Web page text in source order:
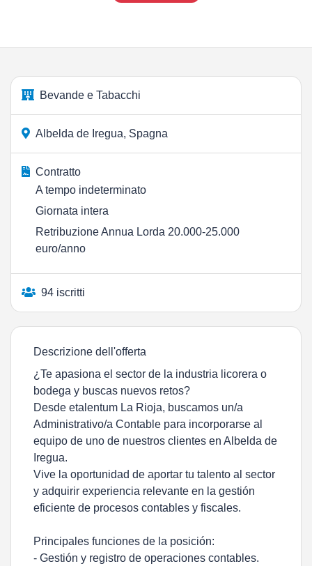
Bevande e Tabacchi
Albelda de Iregua, Spagna
Contratto
A tempo indeterminato
Giornata intera
Retribuzione Annua Lorda 20.000-25.000
euro/anno
94 iscritti
Descrizione dell'offerta
¿Te apasiona el sector de la industria licorera o
bodega y buscas nuevos retos?
Desde etalentum La Rioja, buscamos un/a
Administrativo/a Contable para incorporarse al
equipo de uno de nuestros clientes en Albelda de
Iregua.
Vive la oportunidad de aportar tu talento al sector
y adquirir experiencia relevante en la gestión
eficiente de procesos contables y fiscales.
Principales funciones de la posición:
- Gestión y registro de operaciones contables.